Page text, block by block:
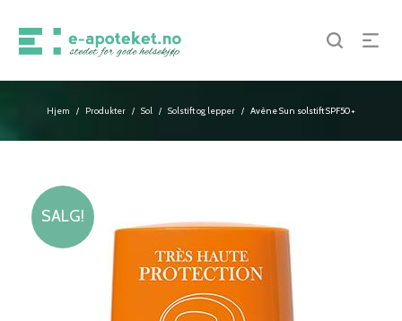
Hjem / Produkter / Sol / Solstift og lepper / Avène Sun solstift SPF50+
SALG!